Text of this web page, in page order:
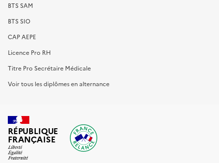
BTS SAM
BTS SIO
CAP AEPE
Licence Pro RH
Titre Pro Secrétaire Médicale
Voir tous les diplômes en alternance
RÉPUBLIQUE
FRANÇAISE